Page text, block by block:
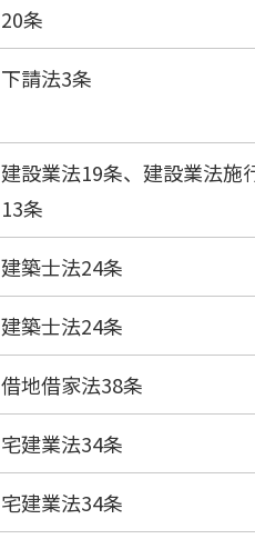
20条
下請法3条
建設業法19条、建設業法施
13条
建築士法24条
建築士法24条
借地借家法38条
宅建業法34条
宅建業法34条